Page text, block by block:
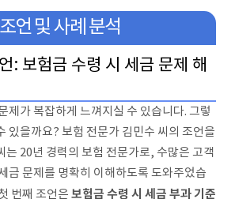
언 및 사례 분석
: 보험금 수령 시 세금 문제 해
제가 복잡하게 느껴지실 수 있습니다. 그렇
있을까요? 보험 전문가 김민수 씨의 조언을
는 20년 경력의 보험 전문가로, 수많은 고객
금 문제를 명확히 이해하도록 도와주었습
번째 조언은 보험금 수령 시 세금 부과 기준